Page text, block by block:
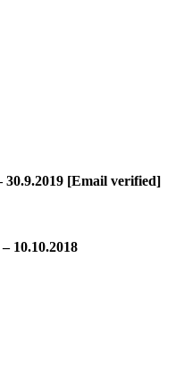
30.9.2019 [Email verified]
10.10.2018